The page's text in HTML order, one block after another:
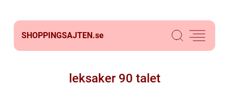
SHOPPINGSAJTEN.se
leksaker 90 talet